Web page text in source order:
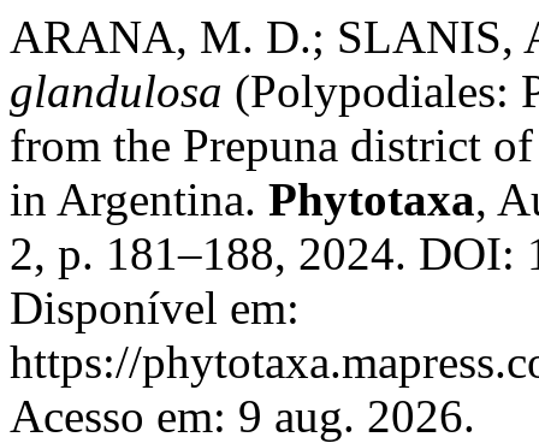
ARANA, M. D.; SLANIS,
glandulosa (Polypodiales:
from the Prepuna district
in Argentina. Phytotaxa,
2, p. 181–188, 2024. DOI:
Disponível em:
https://
Acesso em: 9 aug. 2026.